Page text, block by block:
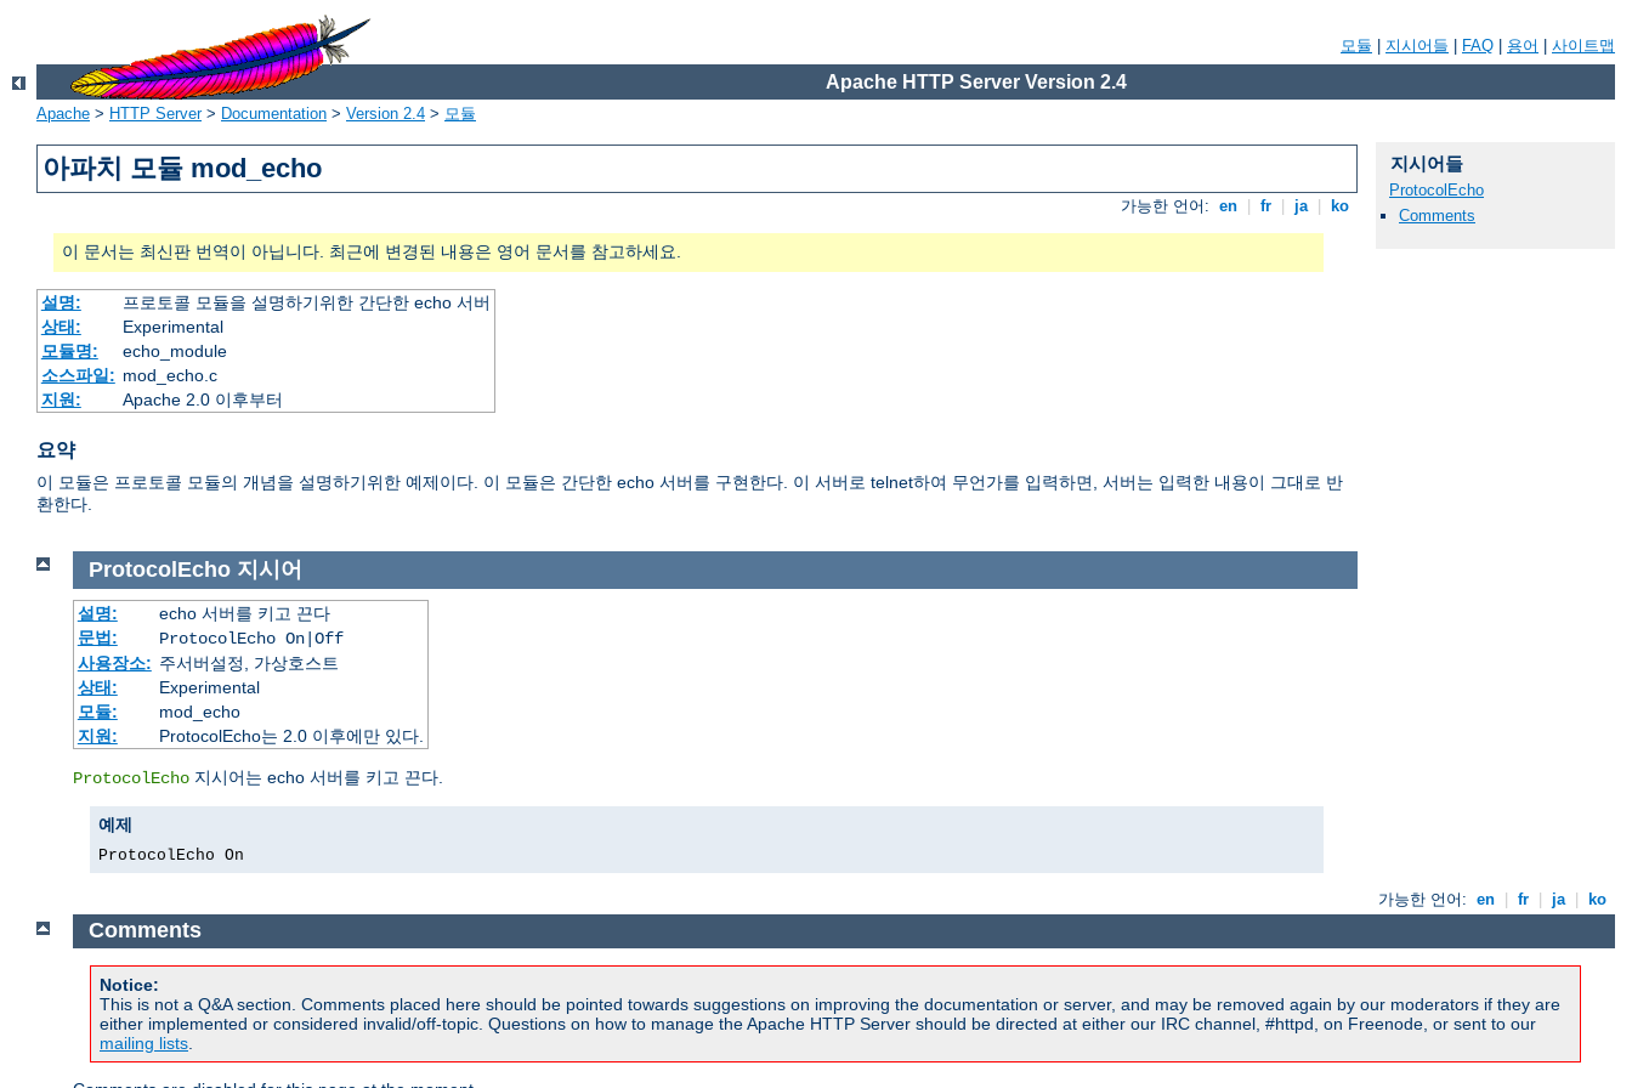
모듈 지시어들 FAQ 용어 사이트맵
Apache HTTP Server Version 2.4
Apache > HTTP Server> Documentation > Version 2.4 > 모듈
아파치 모듈 mod_echo
가능한 언어: en fr ja ko
이 문서는 최신판 번역이 아닙니다. 최근에 변경된 내용은 영어 문서를 참고하세요.
설명:
프로토콜 모듈을 설명하기위한 간단한 echo 서버
상태:
Experimental
모듈명:
echo_module
소스파일: mod_echo.c
지원:
Apache 2.0 이후부터
요약
이 모듈은 프로토콜 모듈의 개념을 설명하기위한 예제이다. 이 모듈은 간단한 echo 서버를 구현한다. 이 서버로 telnet하여 무언가를 입력하면, 서버는 입력한 내용이 그대로 반
환한다.
지시어들
ProtocolEcho
Comments
ProtocolEcho 지시어
설명:
echo 서버를 키고 끈다
문법:
ProtocolEcho On|Off
사용장소: 주서버설정, 가상호스트
상태:
Experimental
모듈:
mod_echo
지원:
ProtocolEcho는 2.0 이후에만 있다.
ProtocolEcho 지시어는 echo 서버를 키고 끈다.
예제
ProtocolEcho On
가능한 언어: en fr ja ko
Comments
Notice:
This is not a Q&A section. Comments placed here should be pointed towards suggestions on improving the documentation or server, and may be removed again by our moderators if they are
either implemented or considered invalid/off-topic. Questions on how to manage the Apache HTTP Server should be directed at either our IRC channel, #httpd, on Freenode, or sent to our
mailing lists